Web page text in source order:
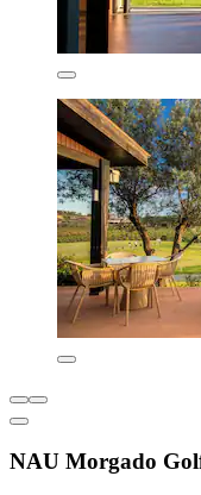
NAU Morgado